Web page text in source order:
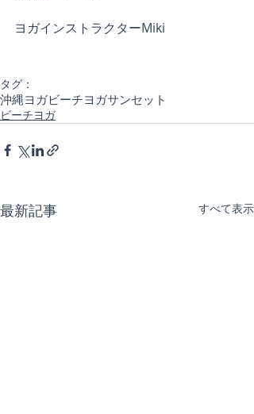
ヨガインストラクターMiki
タグ：
沖縄ヨガビーチヨガサンセット
ビーチヨガ
最新記事 すべて表示